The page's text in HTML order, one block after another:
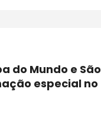
do Mundo e São
especial no